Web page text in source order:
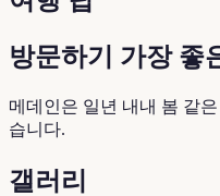
방문하기 가장 좋
메데인은 일년 내내 봄 같
습니다.
갤러리